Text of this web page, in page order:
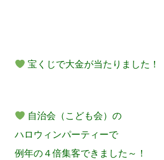
宝くじで大金が当たりました！
自治会（こども会）の
ハロウィンパーティーで
例年の４倍集客できました～！